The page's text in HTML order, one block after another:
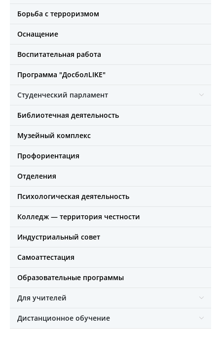
Борьба с терроризмом
Оснащение
Воспитательная работа
Программа "ДосболLIKE"
Студенческий парламент
Библиотечная деятельность
Музейный комплекс
Профориентация
Отделения
Психологическая деятельность
Колледж — территория честности
Индустриальный совет
Самоаттестация
Образовательные программы
Для учителей
Дистанционное обучение